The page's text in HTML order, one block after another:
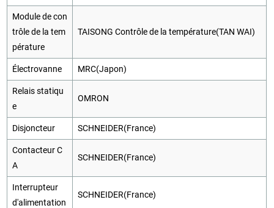
Module de con
trôle de la tem
pérature
TAISONG Contrôle de la température(TAN WAI)
Électrovanne MRC(Japon)
Relais statiqu
e
OMRON
Disjoncteur SCHNEIDER(France)
Contacteur C
A
SCHNEIDER(France)
Interrupteur
d'alimentation
SCHNEIDER(France)